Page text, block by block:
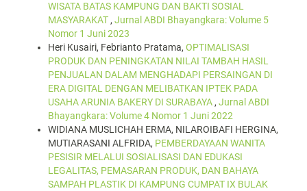
WISATA BATAS KAMPUNG DAN BAKTI SOSIAL
MASYARAKAT, Jurnal ABDI Bhayangkara: Volume 5
Nomor 1 Juni 2023
Heri Kusairi, Febrianto Pratama, OPTIMALISASI
PRODUK DAN PENINGKATAN NILAI TAMBAH HASIL
PENJUALAN DALAM MENGHADAPI PERSAINGAN DI
ERA DIGITAL DENGAN MELIBATKAN IPTEK PADA
USAHA ARUNIA BAKERY DI SURABAYA, Jurnal ABDI
Bhayangkara: Volume 4 Nomor 1 Juni 2022
WIDIANA MUSLICHAH ERMA, NILAROIBAFI HERGINA,
MUTIARASANI ALFRIDA, PEMBERDAYAAN WANITA
PESISIR MELALUI SOSIALISASI DAN EDUKASI
LEGALITAS, PEMASARAN PRODUK, DAN BAHAYA
SAMPAH PLASTIK DI KAMPUNG CUMPAT IX BULAK